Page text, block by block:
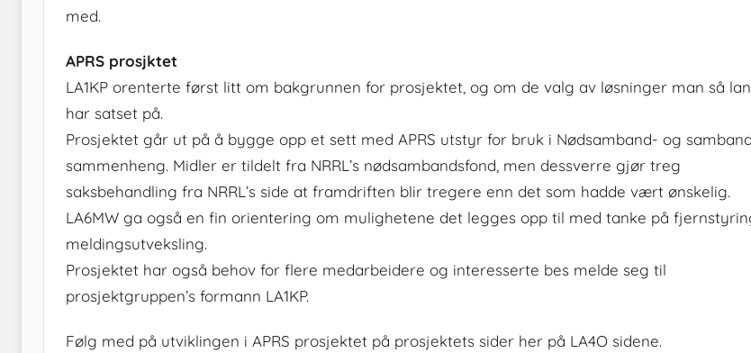
med.
APRS prosjktet
LA1KP orenterte først litt om bakgrunnen for prosjektet, og om de valg av løsninger man så
har satset på.
Prosjektet går ut på å bygge opp et sett med APRS utstyr for bruk i Nødsamband- og
sammenheng. Midler er tildelt fra NRRL’s nødsambandsfond, men dessverre gjør treg
saksbehandling fra NRRL’s side at framdriften blir tregere enn det som hadde vært ønskelig.
LA6MW ga også en fin orientering om mulighetene det legges opp til med tanke på
meldingsutveksling.
Prosjektet har også behov for flere medarbeidere og interesserte bes melde seg til
prosjektgruppen’s formann LA1KP.
Følg med på utviklingen i APRS prosjektet på prosjektets sider her på LA4O sidene.